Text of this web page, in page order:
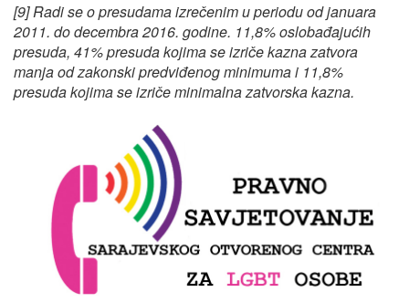
[9] Radi se o presudama izrečenim u periodu od januara
2011. do decembra 2016. godine. 11,8% oslobađajućih
presuda, 41% presuda kojima se izriče kazna zatvora
manja od zakonski predviđenog minimuma i 11,8%
presuda kojima se izriče minimalna zatvorska kazna.